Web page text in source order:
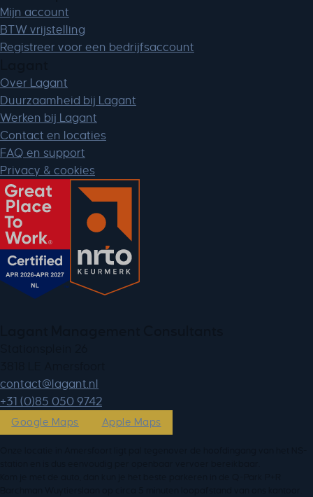
Mijn account
BTW vrijstelling
Registreer voor een bedrijfsaccount
Over Lagant
Duurzaamheid bij Lagant
Werken bij Lagant
Contact en locaties
FAQ en support
Privacy & cookies
ln.tnagal@tcatnoc
+31 (0)85 050 9742
Google Maps Apple Maps